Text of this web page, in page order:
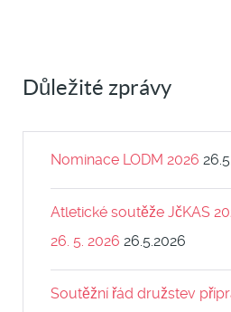
Důležité zprávy
Nominace LODM 2026
Atletické soutěže JčKAS
26. 5. 2026 26.5.2026
Soutěžní řád družstev